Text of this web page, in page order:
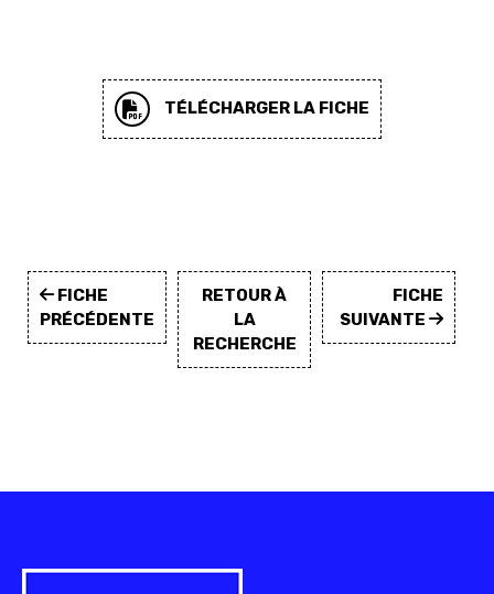
TÉLÉCHARGER LA FICHE
FICHE
PRÉCÉDENTE
RETOUR À
LA
RECHERCHE
FICHE
SUIVANTE